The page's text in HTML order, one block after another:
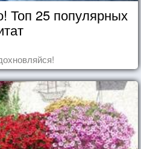
Топ 25 популярных